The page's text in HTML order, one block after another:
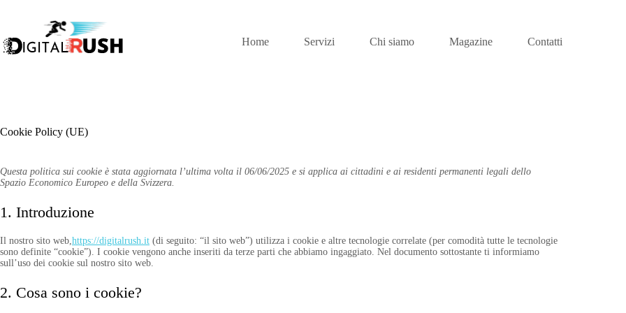
Home
Servizi Chi siamo Magazine Contatti
Cookie Policy (UE)
Questa politica sui cookie è stata aggiornata l’ultima volta il 06/06/2025 e si applica ai cittadini e ai residenti permanenti legali dello
Spazio Economico Europeo e della Svizzera.
1. Introduzione
Il nostro sito web,https://digitalrush.it (di seguito: “il sito web”) utilizza i cookie e altre tecnologie correlate (per comodità tutte le tecnologie
sono definite “cookie”). I cookie vengono anche inseriti da terze parti che abbiamo ingaggiato. Nel documento sottostante ti informiamo
sull’uso dei cookie sul nostro sito web.
2. Cosa sono i cookie?